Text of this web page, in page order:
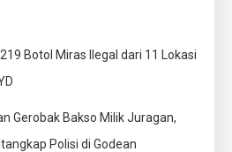
Botol Miras Ilegal dari 11 Lokasi
Gerobak Bakso Milik Juragan,
Polisi di Godean